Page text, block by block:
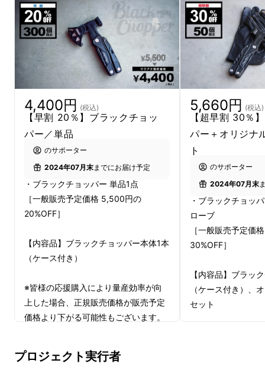
実際どのキャンプ場に行っても薪を販売してい
るところがほとんどで、キャンプ場販売や現地
調達などでも、薪を手に入れたときに必要にな
焚火台や薪ストーブなどのサイズに合わせた
た人も多いのではないでしょうか。
4,400円 (税込)
【早割 20％】ブラックチョッ
パー／単品
のサポーター
2024年07月末までにお届け予定
・ブラックチョッパー 単品1点
［一般販売予定価格 5,500円の
20%OFF］
【内容品】ブラックチョッパー本体1本
（ケース付き）
※皆様の応援購入により量産効率が向
上した場合、正規販売価格が販売予定
価格より下がる可能性もございます。
※ご注文状況、使用部材の供給状況、
5,660円 (税込)
【超早割 30％
パー＋オリジナ
ト
のサポーター
2024年07月末
・ブラックチョッ
ローブ
［一般販売予定価
30%OFF］
【内容品】ブラッ
（ケース付き）、
セット
プロジェクト実行者